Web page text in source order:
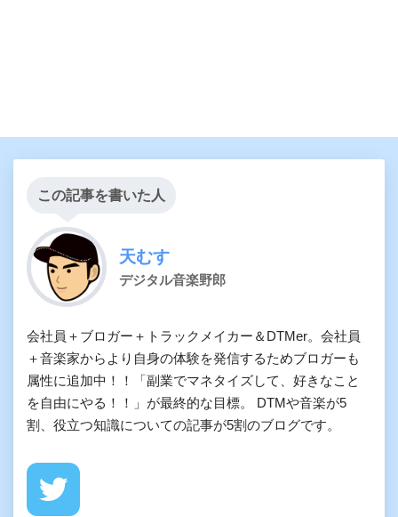
この記事を書いた人
天むす
デジタル音楽野郎
会社員＋ブロガー＋トラックメイカー＆DTMer。会社員
＋音楽家からより自身の体験を発信するためブロガーも
属性に追加中！！「副業でマネタイズして、好きなこと
を自由にやる！！」が最終的な目標。 DTMや音楽が5
割、役立つ知識についての記事が5割のブログです。